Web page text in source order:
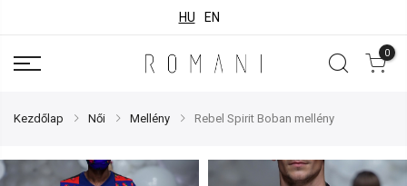
HU EN
0
Kezdőlap Női Mellény Rebel Spirit Boban mellény